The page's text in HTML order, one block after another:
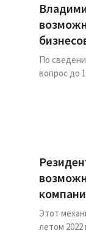
По
вопрос до
Этот
летом 2022